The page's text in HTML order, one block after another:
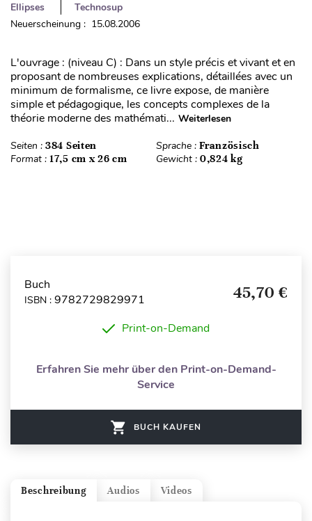
Ellipses
Technosup
Neuerscheinung : 15.08.2006
L'ouvrage : (niveau C) : Dans un style précis et vivant et en
proposant de nombreuses explications, détaillées avec un
minimum de formalisme, ce livre expose, de manière
simple et pédagogique, les concepts complexes de la
théorie moderne des mathémati... Weiterlesen
Seiten : 384 Seiten Sprache : Französisch
Format : 17,5 cm x 26 cm Gewicht : 0,824 kg
Buch
ISBN : 9782729829971 45,70 €
Print-on-Demand
Erfahren Sie mehr über den Print-on-Demand-
Service
BUCH KAUFEN
Videos
Audios
Beschreibung